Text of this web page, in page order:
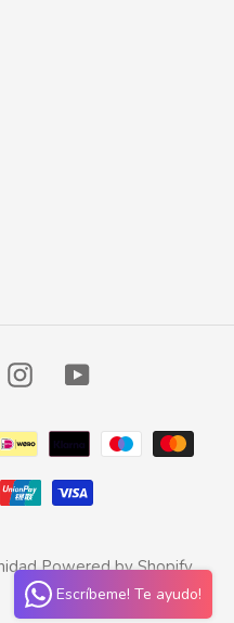
InstagramYouTube
Powered by Shopify
Escríbeme! Te ayudo!